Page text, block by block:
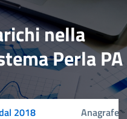
nella
Perla PA
2018 Anagrafe